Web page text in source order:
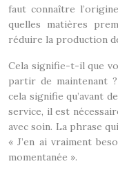
faut connaître
quelles matières
réduire la production
Cela signifie-t-il que
partir de maintenant
cela signifie qu’avant
service, il est
avec soin. La phrase
« J’en ai vraiment
momentanée ».